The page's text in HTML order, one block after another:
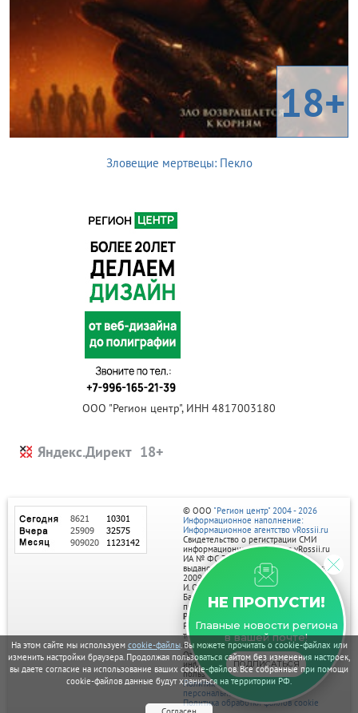
На этом сайте мы используем cookie-файлы. Вы можете прочитать о cookie-файлах или
изменить настройки браузера. Продолжая пользоваться сайтом без изменения настроек,
вы даете согласие на использование ваших cookie-файлов. Все собранные при помощи
cookie-файлов данные будут храниться на территории РФ.
18+
Зловещие мертвецы: Пекло
ООО "Регион центр", ИНН 4817003180
Яндекс.Директ
НЕ ПРОПУСТИ!
Главные новости региона
в вашей почте!
ПОДПИСАТЬСЯ
© ООО "Регион центр" 2004 - 2026
Информационное наполнение:
Информационное агентство vRossii.ru
Свидетельство о регистрации СМИ
информационного агентства vRossii.ru
ИА № ФС 77‑35502
выдано РОСКОМНАДЗОРом 04 марта
2009г.
И. О. Главного редактора Нарыков А. Н.
Баннеры на портале размещаются на
правах рекламы.
Реклама на портале:
Рекламное агентство "Умный маркетинг"
тел. 7-910-267-70-40,
email: umnyy.marketing@yandex.ru
Отдельные публикации могут содержать
информацию, не предназначенную для
пользователей до 18 лет.
Политика в отношении обработки
персональных данных
Политика обработки файлов cookie